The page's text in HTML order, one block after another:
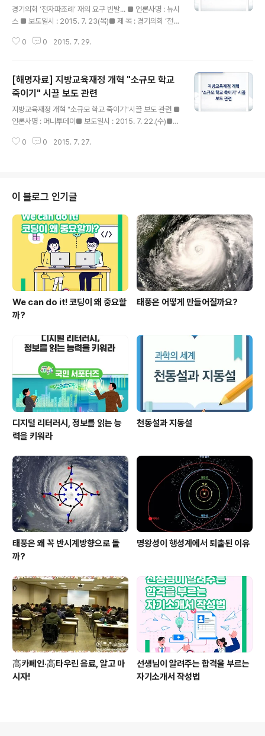
경기의회 ‘전자파조례’ 재의 요구 반발... ■ 언론사명 : 뉴시
스 ■ 보도일시 : 2015. 7. 23(목)■ 제 목 : 경기의회 ‘전자
도내용◦ 경기도교육청 전자파 안심지대 지정·운영 조례를
지시했다며 교육부 장관의 사과를 촉구하는 건의안 발의
방침을 밝힘◦ 교육부 장관은 주요 책무인 학생 건강과 안전
을 위해 지금이라도 재의 요구 지시를 철회하고, 본연의 직
무에 충실하지 못했던 데 대해 경기도민과 도의회에 해명
하고 사과하라고 요구 ■ 설명 내용◦ 전자파 관련 주무부처
인 미래창조과학부에서는 경기도의회에서 지난 ’15. 6. 2
0 0 2015. 7. 29.
[해명자료] 지방교육재정 개혁 "소규모 학교
죽이기" 시끌 보도 관련
지방교육재정 개혁 "소규모 학교 죽이기"시끌 보도 관련 ■
언론사명 : 머니투데이■ 보도일시 : 2015. 7. 22.(수)■
요 보도내용◦ ‘지방교육재정 개혁’을 통해 절감한 지방교육
을 통해 절감한 재원을 서민‧중소기업 등 재원이 필요한 다
른 분야에 재투자 한다는 것은 교부금법 상으로 불가능한
점을 고려할 때 사실과 다름​◦ 또한, 현행 교부기준이 지역
간 학생수 변동 요인을 반영하는데 미흡한 점을 감안하여
이를 합리적으로 개선하고자 하는 것으로 ‘소규모학교 죽
이기’라는 보도..
0 0 2015. 7. 27.
이 블로그 인기글
We can do it! 코딩이 왜 중요할
까?
태풍은 어떻게 만들어질까요?
디지털 리터러시, 정보를 읽는 능
력을 키워라
천동설과 지동설
태풍은 왜 꼭 반시계방향으로 돌
까?
명왕성이 행성계에서 퇴출된 이유
高카페인·高타우린 음료, 알고 마
시자!
선생님이 알려주는 합격을 부르는
자기소개서 작성법